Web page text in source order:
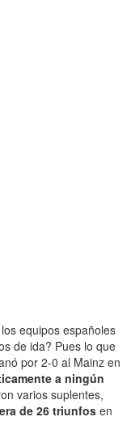
equipos españoles
de ida? Pues lo que
por 2-0 al Mainz en
a ningún
varios suplentes,
de 26 triunfosen